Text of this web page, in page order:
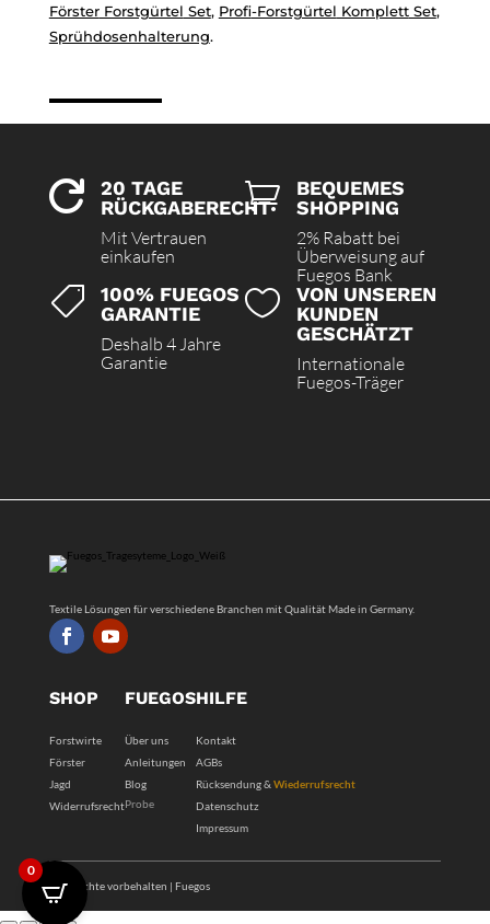
FörsterForstgürtel Set, Profi-Forstgürtel KomplettSet,
Sprühdosenhalterung.

20 TAGE
RÜCKGABERECHT
Mit Vertrauen
einkaufen

BEQUEMES
SHOPPING
2% Rabatt bei
Überweisung auf
Fuegos Bank

100% FUEGOS
GARANTIE
Deshalb 4 Jahre
Garantie

VON UNSEREN
KUNDEN
GESCHÄTZT
Internationale
Fuegos-Träger
Textile Lösungen für verschiedene Branchen mit Qualität Made in Germany.
SHOP
Forstwirte
Förster
Jagd
Widerrufsrecht
FUEGOS
Über uns
Anleitungen
Blog
Probe
HILFE
Kontakt
AGBs
Rücksendung & Wiederrufsrecht
Datenschutz
Impressum
Alle Rechte vorbehalten | Fuegos
0